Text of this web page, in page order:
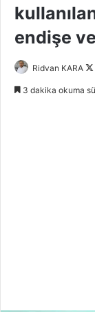
endişe
Ridvan KARA
3 dakika okuma